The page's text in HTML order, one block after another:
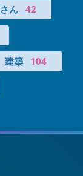
ん 42
建築 104